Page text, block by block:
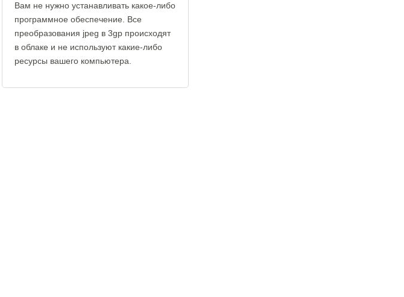
Вам не нужно устанавливать какое-либо
программное обеспечение. Все
преобразования jpeg в 3gp происходят
в облаке и не используют какие-либо
ресурсы вашего компьютера.